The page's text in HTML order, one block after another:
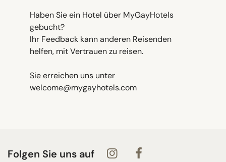
Haben Sie ein Hotel über MyGayHotels
gebucht?
Ihr Feedback kann anderen Reisenden
helfen, mit Vertrauen zu reisen.
Sie erreichen uns unter
welcome@mygayhotels.com
Folgen Sie uns auf